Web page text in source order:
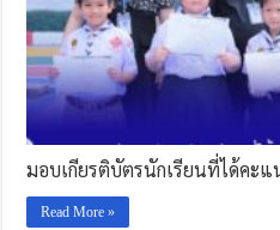
มอบเกียรติบัตรนักเรียนที่ได้คะ
Read More »